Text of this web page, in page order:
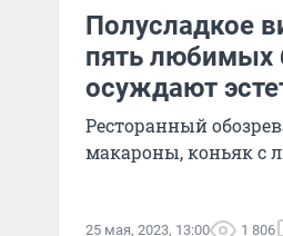
Полусладкое
пять любимых
осуждают
Ресторанный
макароны, коньяк с
25 мая, 2023, 13:00 1 806